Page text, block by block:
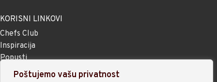
Poštujemo vašu privatnost
KORISNI LINKOVI
Chefs Club
Inspiracija
Popusti
Noviteti